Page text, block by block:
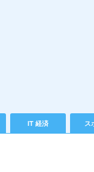
IT 経済 ス